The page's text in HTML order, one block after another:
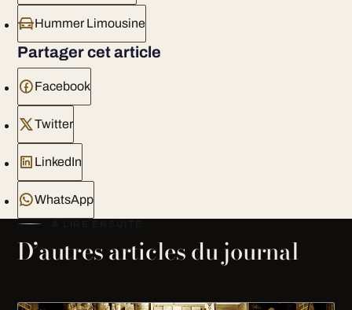
Hummer Limousine
Partager cet article
Facebook
Twitter
LinkedIn
WhatsApp
D’autres articles du journal